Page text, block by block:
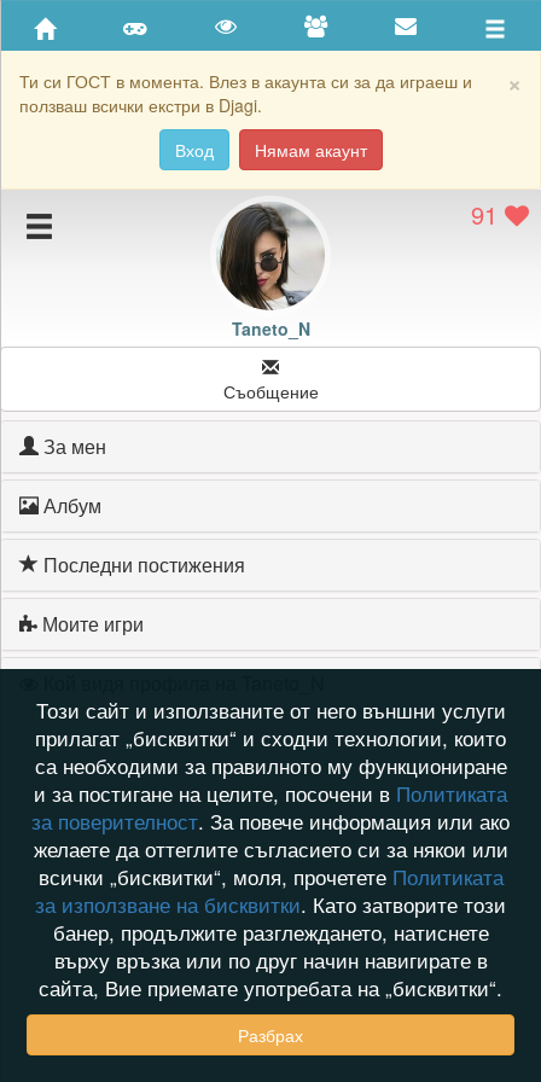
×
Ти си ГОСТ в момента. Влез в акаунта си за да играеш и
ползваш всички екстри в Djagi.
Вход
Нямам акаунт
Приятели
Хронология на игри
Подаръците на Taneto_N
Картичките на Taneto_N
91
Taneto_N
Съобщение
За мен
Албум
Последни постижения
Моите игри
Този сайт и използваните от него външни услуги
прилагат „бисквитки“ и сходни технологии, които
са необходими за правилното му функциониране
и за постигане на целите, посочени в Политиката
за поверителност. За повече информация или ако
желаете да оттеглите съгласието си за някои или
всички „бисквитки“, моля, прочетете Политиката
за използване на бисквитки. Като затворите този
банер, продължите разглеждането, натиснете
върху връзка или по друг начин навигирате в
сайта, Вие приемате употребата на „бисквитки“.
Разбрах